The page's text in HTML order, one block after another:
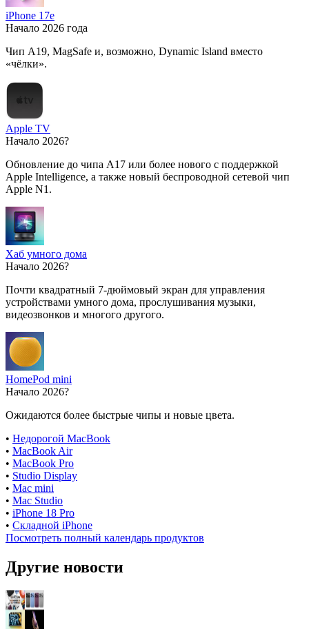
iPhone 17e
Начало 2026 года
Чип A19, MagSafe и, возможно, Dynamic Island вместо
«чёлки».
Apple TV
Начало 2026?
Обновление до чипа A17 или более нового с поддержкой
Apple Intelligence, а также новый беспроводной сетевой чип
Apple N1.
Хаб умного дома
Начало 2026?
Почти квадратный 7-дюймовый экран для управления
устройствами умного дома, прослушивания музыки,
видеозвонков и многого другого.
HomePod mini
Начало 2026?
Ожидаются более быстрые чипы и новые цвета.
• Недорогой MacBook
• MacBook Air
• MacBook Pro
• Studio Display
• Mac mini
• Mac Studio
• iPhone 18 Pro
• Складной iPhone
Посмотреть полный календарь продуктов
Другие новости